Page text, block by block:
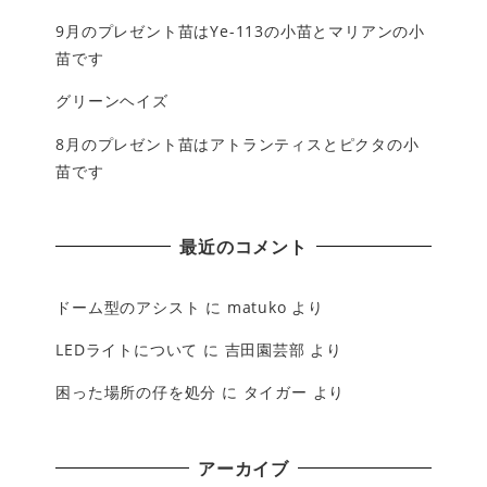
9月のプレゼント苗はYe-113の小苗とマリアンの小
苗です
グリーンヘイズ
8月のプレゼント苗はアトランティスとピクタの小
苗です
最近のコメント
ドーム型のアシスト に matuko より
LEDライトについて に 吉田園芸部 より
困った場所の仔を処分 に タイガー より
アーカイブ